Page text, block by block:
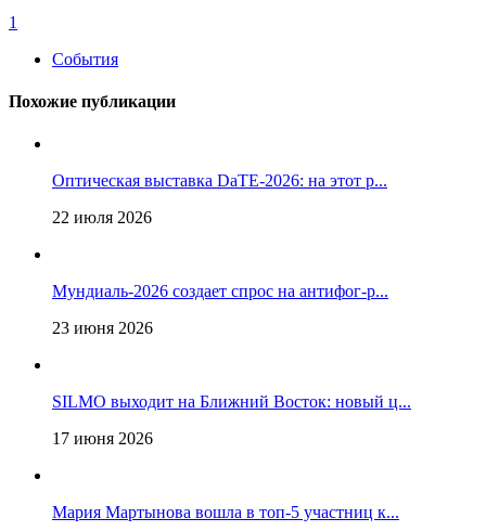
1
События
Похожие публикации
Оптическая выставка DaTE-2026: на этот р...
22 июля 2026
Мундиаль-2026 создает спрос на антифог-р...
23 июня 2026
SILMO выходит на Ближний Восток: новый ц...
17 июня 2026
Мария Мартынова вошла в топ-5 участниц к...